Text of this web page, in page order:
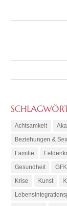
Achtsamkeit
Beziehungen &
Familie
Gesundheit
GFK
Krise
Kunst